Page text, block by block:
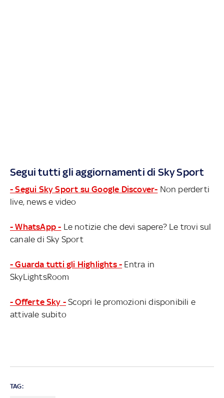
Segui tutti gli aggiornamenti di Sky Sport
- Segui Sky Sport su Google Discover- Non perderti
live, news e video
- WhatsApp - Le notizie che devi sapere? Le trovi sul
canale di Sky Sport
- Guarda tutti gli Highlights - Entra in
SkyLightsRoom
- Offerte Sky - Scopri le promozioni disponibili e
attivale subito
TAG: